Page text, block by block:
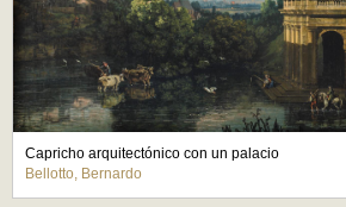
Capricho arquitectónico con un palacio
Bellotto, Bernardo